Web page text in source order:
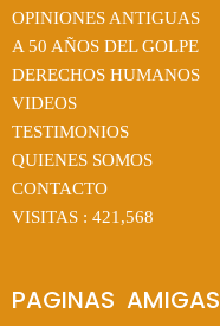
OPINIONES ANTIGUAS
A 50 AÑOS DEL GOLPE
DERECHOS HUMANOS
VIDEOS
TESTIMONIOS
QUIENES SOMOS
CONTACTO
VISITAS : 421,568
PAGINAS  AMIGAS